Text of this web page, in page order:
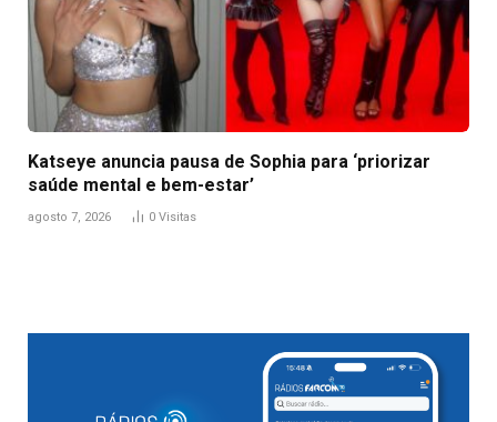
Katseye anuncia pausa de Sophia para ‘priorizar
saúde mental e bem-estar’
agosto 7, 2026 0 Visitas